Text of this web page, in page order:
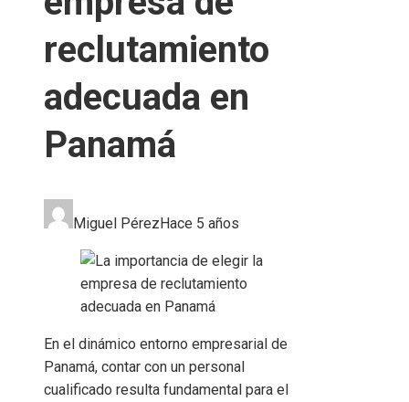
reclutamiento
adecuada en
Panamá
Miguel Pérez Hace 5 años
En el dinámico entorno empresarial de
Panamá, contar con un personal
cualificado resulta fundamental para el